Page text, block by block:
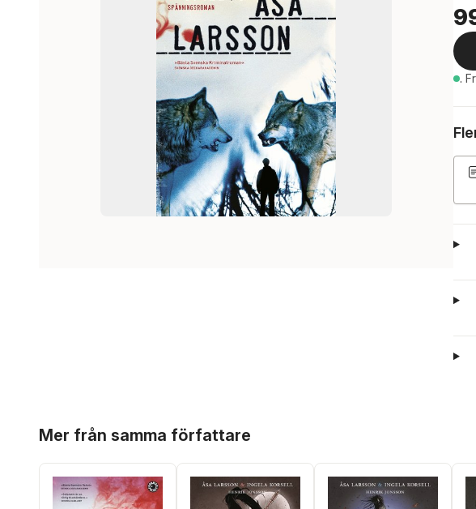
.
Mer från samma författare